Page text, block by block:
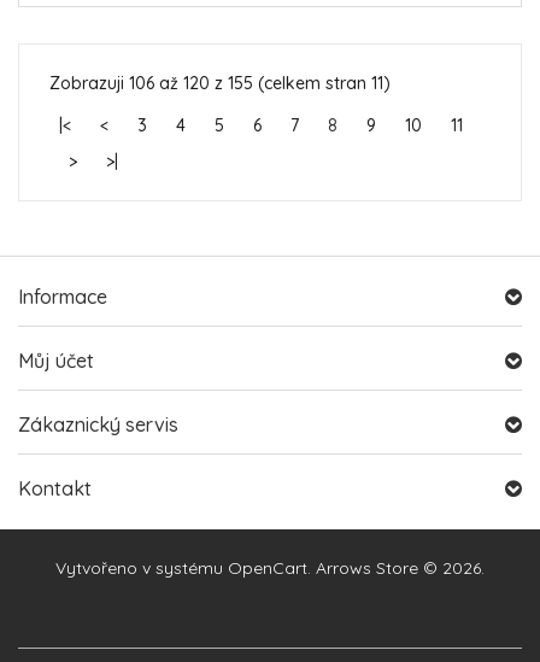
Zobrazuji 106 až 120 z 155 (celkem stran 11)
|<
< 3 4 5 6 7 8 9 10
11
>
>|
Informace
Můj účet
Zákaznický servis
Kontakt
Vytvořeno v systému OpenCart. Arrows Store © 2026.